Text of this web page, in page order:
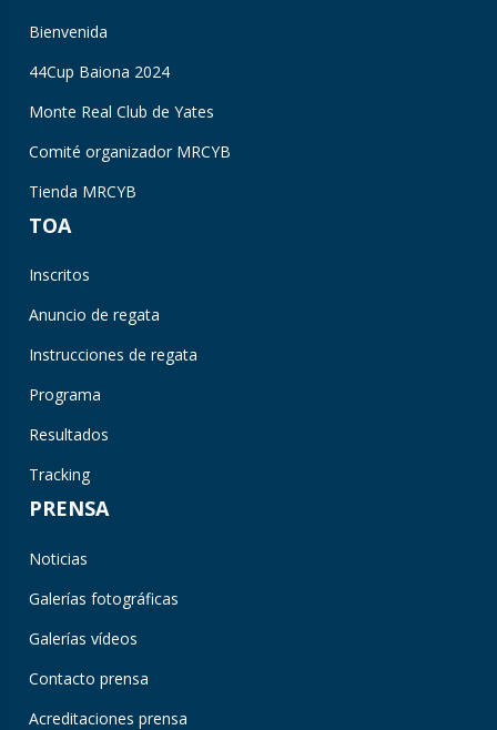
Bienvenida
44Cup Baiona 2024
Monte Real Club de Yates
Comité organizador MRCYB
Tienda MRCYB
TOA
Inscritos
Anuncio de regata
Instrucciones de regata
Programa
Resultados
Tracking
PRENSA
Noticias
Galerías fotográficas
Galerías vídeos
Contacto prensa
Acreditaciones prensa